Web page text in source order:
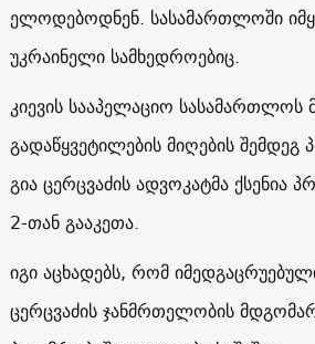
ელოდებოდნენ. სასამართლოში
უკრაინელი სამხედროებიც.
კიევის სააპელაციო სასამართლოს
გადაწყვეტილების მიღების
გია ცერცვაძის ადვოკატმა ქსენია
2-თან გააკეთა.
იგი აცხადებს, რომ
ცერცვაძის ჯანმრთელობის